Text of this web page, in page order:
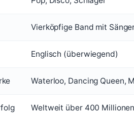
Vierköpfige Band mit
Englisch (überwiegend)
Waterloo, Dancing Queen,
Weltweit über 400